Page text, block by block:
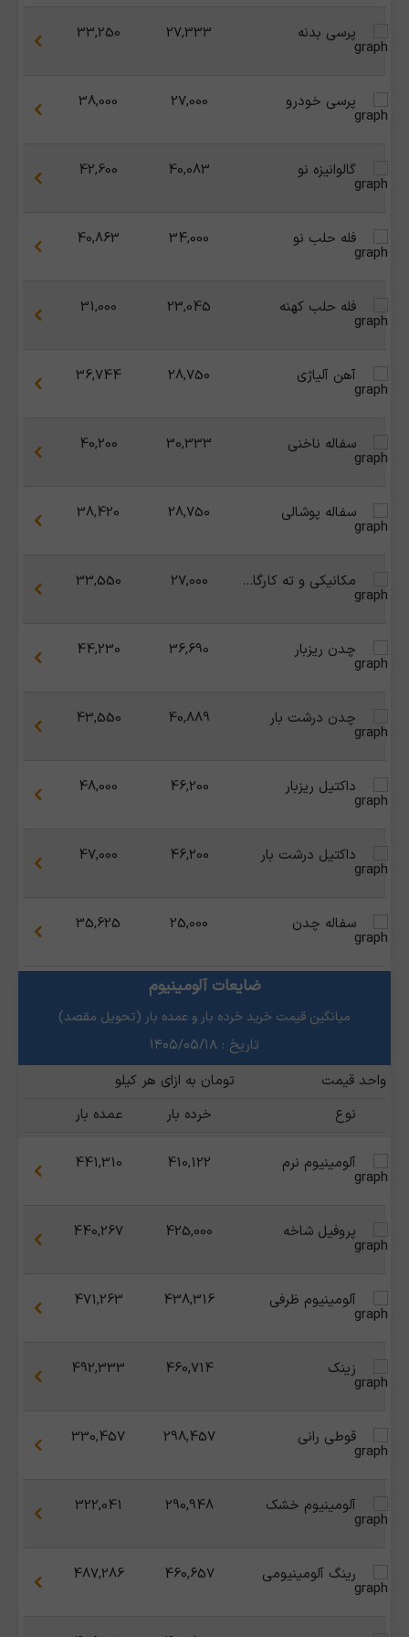
پرسی بدنه 27,333
33,250
پرسی خودرو 27,000
38,000
گالوانیزه نو 40,083
42,600
فله حلب نو 34,000
40,863
فله حلب کهنه 23,045
31,000
آهن آلیاژی 28,750
36,744
سفاله ناخنی 30,333
40,200
سفاله پوشالی 28,750
38,420
مکانیکی و ته کارگاهی 27,000
33,550
چدن ریزبار 36,690
44,230
چدن درشت بار 40,889
43,550
داکتیل ریزبار 46,200
48,000
داکتیل درشت بار 46,200
47,000
سفاله چدن 25,000
35,625
ضایعات آلومینیوم
میانگین قیمت خرید خرده بار و عمده بار (تحویل مقصد)
تاریخ : ۱۴۰۵/۰۵/۱۸
واحد قیمت
تومان به ازای هر کیلو
نوع
خرده بار عمده بار
آلومینیوم نرم 410,122
441,310
پروفیل شاخه 425,000
440,267
آلومینیوم ظرفی 438,316
471,263
زینک 460,714
492,333
قوطی رانی 298,457
330,457
آلومینیوم خشک 290,948
322,041
رینگ آلومینیومی 460,657
487,286